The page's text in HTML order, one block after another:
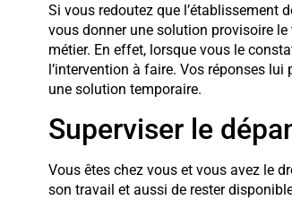
Si vous redoutez que l’établissement
vous donner une solution provisoire le
métier. En effet, lorsque vous le
l’intervention à faire. Vos réponses
une solution temporaire.
Superviser le
Vous êtes chez vous et vous avez le
son travail et aussi de rester